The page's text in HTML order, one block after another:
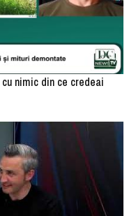
nimic din ce credeai